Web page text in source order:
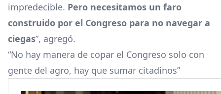
impredecible. Pero necesitamos un faro
construido por el Congreso para no navegar a
ciegas”, agregó.
“No hay manera de copar el Congreso solo con
gente del agro, hay que sumar citadinos”